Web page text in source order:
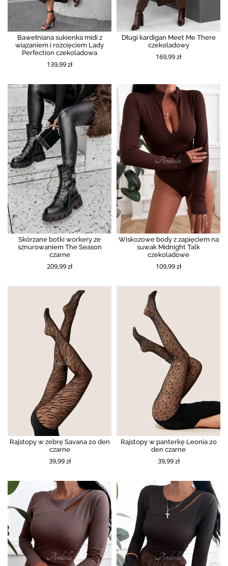
Bawełniana sukienka midi z
wiązaniem i rozcięciem Lady
Perfection czekoladowa
139,99 zł
Długi kardigan Meet Me There
czekoladowy
169,99 zł
Skórzane botki workery ze
sznurowaniem The Season
czarne
209,99 zł
Wiskozowe body z zapięciem na
suwak Midnight Talk
czekoladowe
109,99 zł
Rajstopy w zebrę Savana 20 den
czarne
39,99 zł
Rajstopy w panterkę Leonia 20
den czarne
39,99 zł